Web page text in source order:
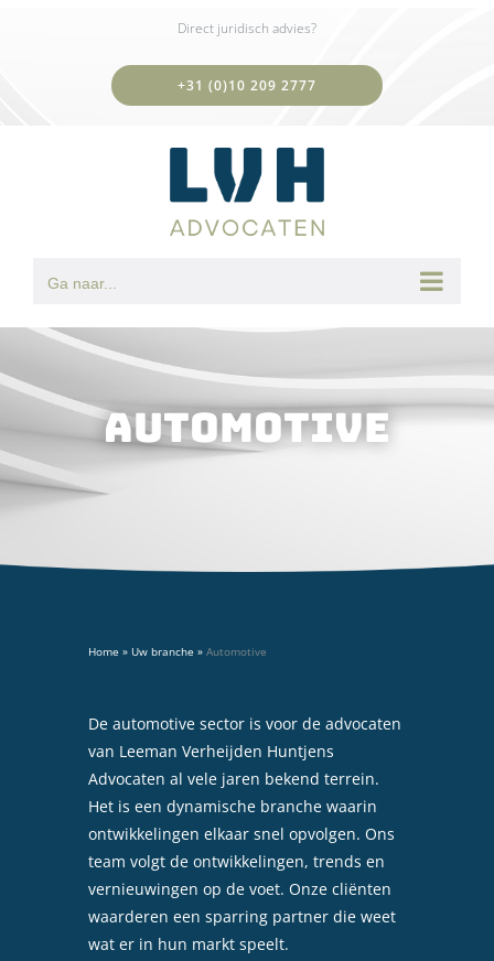
Direct juridisch advies?
+31 (0)10 209 2777
Ga naar...
Automotive
Home » Uw branche » Automotive
De automotive sector is voor de advocaten
van Leeman Verheijden Huntjens
Advocaten al vele jaren bekend terrein.
Het is een dynamische branche waarin
ontwikkelingen elkaar snel opvolgen. Ons
team volgt de ontwikkelingen, trends en
vernieuwingen op de voet. Onze cliënten
waarderen een sparring partner die weet
wat er in hun markt speelt.